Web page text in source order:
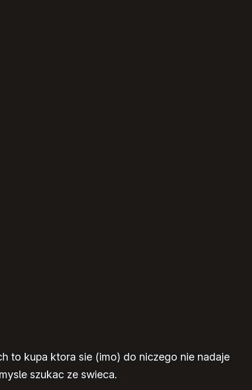
to kupa ktora sie (imo) do niczego nie nadaje
szukac ze swieca.